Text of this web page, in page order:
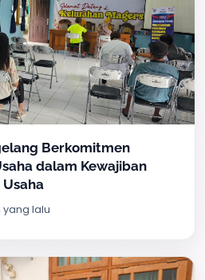
Berkomitmen
dalam Kewajiban
yang lalu